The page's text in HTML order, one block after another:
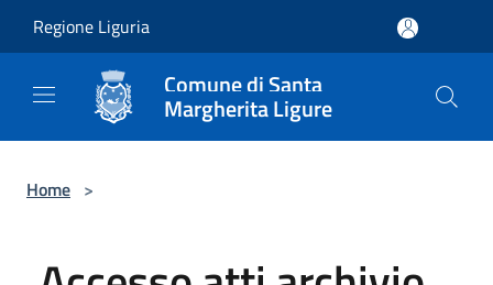
Regione Liguria
Comune di Santa
Margherita Ligure
Home >